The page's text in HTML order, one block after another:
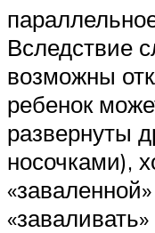
Вследствие
возможны
ребенок
развернуты
носочками),